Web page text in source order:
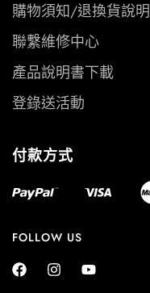
購物須知/退換貨說明
聯繫維修中心
產品說明書下載
登錄送活動
付款方式
FOLLOW US